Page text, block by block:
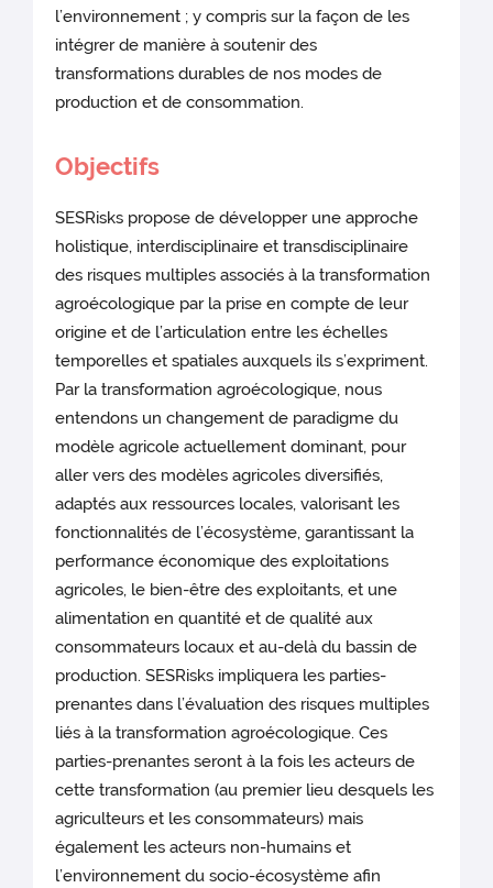
l’environnement ; y compris sur la façon de les
intégrer de manière à soutenir des
transformations durables de nos modes de
production et de consommation.
Objectifs
SESRisks propose de développer une approche
holistique, interdisciplinaire et transdisciplinaire
des risques multiples associés à la transformation
agroécologique par la prise en compte de leur
origine et de l’articulation entre les échelles
temporelles et spatiales auxquels ils s’expriment.
Par la transformation agroécologique, nous
entendons un changement de paradigme du
modèle agricole actuellement dominant, pour
aller vers des modèles agricoles diversifiés,
adaptés aux ressources locales, valorisant les
fonctionnalités de l’écosystème, garantissant la
performance économique des exploitations
agricoles, le bien-être des exploitants, et une
alimentation en quantité et de qualité aux
consommateurs locaux et au-delà du bassin de
production. SESRisks impliquera les parties-
prenantes dans l’évaluation des risques multiples
liés à la transformation agroécologique. Ces
parties-prenantes seront à la fois les acteurs de
cette transformation (au premier lieu desquels les
agriculteurs et les consommateurs) mais
également les acteurs non-humains et
l’environnement du socio-écosystème afin